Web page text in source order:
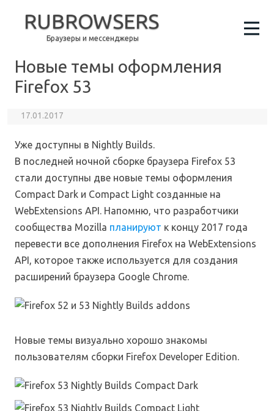
RUBROWSERS
Браузеры и мессенджеры
Новые темы оформления
Firefox 53
17.01.2017
Уже доступны в Nightly Builds.
В последней ночной сборке браузера Firefox 53
стали доступны две новые темы оформления
Compact Dark и Compact Light созданные на
WebExtensions API. Напомню, что разработчики
сообщества Mozilla планируют к концу 2017 года
перевести все дополнения Firefox на WebExtensions
API, которое также используется для создания
расширений браузера Google Chrome.
Новые темы визуально хорошо знакомы
пользователям сборки Firefox Developer Edition.